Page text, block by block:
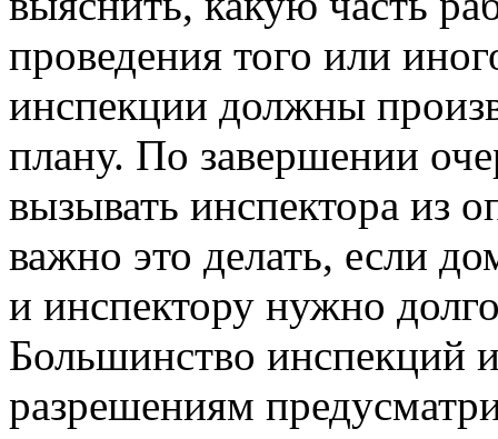
проведения того или
инспекции должны
плану. По завершении
вызывать инспектора из
важно это делать, если
и инспектору нужно
Большинство инспекций
разрешениям